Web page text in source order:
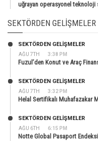
uğrayan operasyonel
SEKTÖRDEN GELIŞMELER
AĞU 7TH 3:38 PM
SEKTÖRDEN GELIŞMELER
Fuzul’den Konut ve Araç
AĞU 7TH 3:32 PM
SEKTÖRDEN GELIŞMELER
Helal Sertifikalı Muhafazakar
AĞU 6TH 6:15 PM
SEKTÖRDEN GELIŞMELER
Notte Global Pasaport